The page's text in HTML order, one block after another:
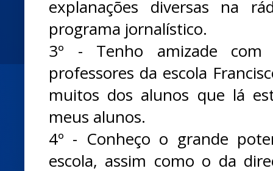
explanações diversas na
programa jornalístico.
3º - Tenho amizade com
professores da escola
muitos dos alunos que lá
meus alunos.
4º - Conheço o grande
escola, assim como o da